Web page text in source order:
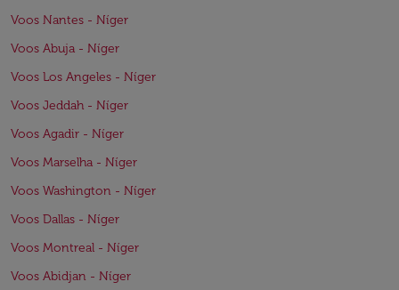
Voos Nantes - Níger
Voos Abuja - Níger
Voos Los Angeles - Níger
Voos Jeddah - Níger
Voos Agadir - Níger
Voos Marselha - Níger
Voos Washington - Níger
Voos Dallas - Níger
Voos Montreal - Níger
Voos Abidjan - Níger